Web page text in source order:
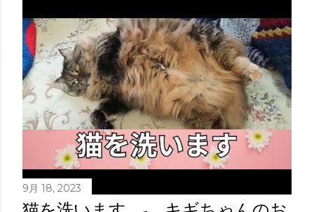
9月 18, 2023